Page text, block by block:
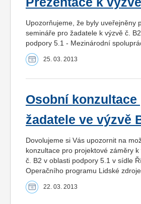
Upozorňujeme, že byly uveřejněny
semináře pro žadatele k výzvě č.
podpory 5.1 - Mezinárodní
25. 03. 2013
Osobní konzultace
žadatele ve výzvě
Dovolujeme si Vás upozornit na
konzultace pro projektové záměry
č. B2 v oblasti podpory 5.1 v sídle
Operačního programu Lidské
22. 03. 2013